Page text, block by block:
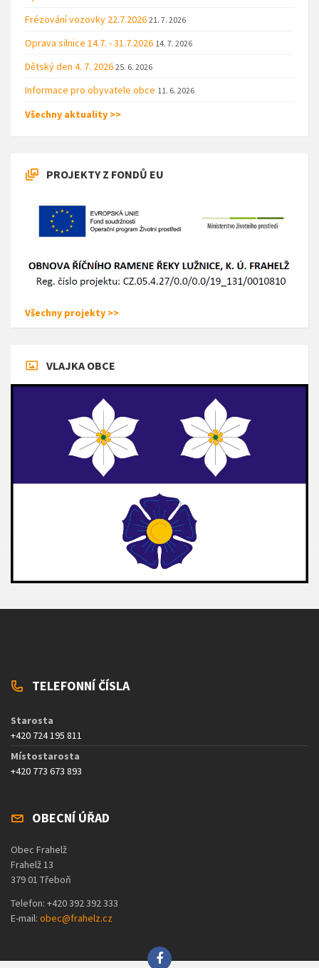
Frézování vozovky 22.7.2026 21. 7. 2026
Oprava silnice 14.7. - 31.7.2026 14. 7. 2026
Dětský den 4. 7. 2026 25. 6. 2026
Informace pro obyvatele obce 11. 6. 2026
Všechny aktuality >>
PROJEKTY Z FONDŮ EU
Všechny projekty >>
VLAJKA OBCE
TELEFONNÍ ČÍSLA
Starosta
+420 724 195 811
Místostarosta
+420 773 673 893
OBECNÍ ÚŘAD
Obec Frahelž
Frahelž 13
379 01 Třeboň
Telefon: +420 392 392 333
E-mail: obec@frahelz.cz